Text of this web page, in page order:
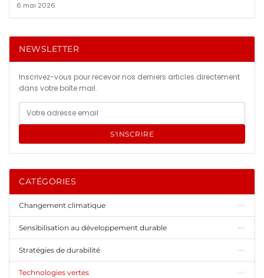
6 mai 2026
NEWSLETTER
Inscrivez-vous pour recevoir nos derniers articles directement
dans votre boîte mail.
S'INSCRIRE
CATÉGORIES
Changement climatique
Sensibilisation au développement durable
Stratégies de durabilité
Technologies vertes